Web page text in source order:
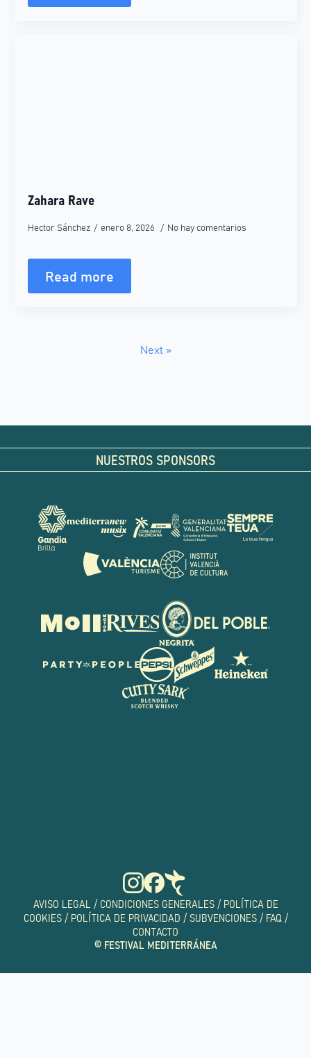
Zahara Rave
Hector Sánchez enero 8, 2026 No hay comentarios
Read more
Next »
NUESTROS SPONSORS
AVISO LEGAL /CONDICIONES GENERALES/POLÍTICA DE
COOKIES/POLÍTICA DE PRIVACIDAD /SUBVENCIONES/FAQ /
CONTACTO
© FESTIVAL MEDITERRÁNEA